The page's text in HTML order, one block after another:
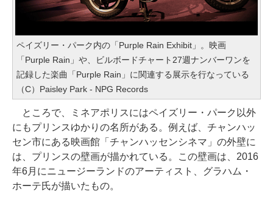
ペイズリー・パーク内の「Purple Rain Exhibit」。映画
「Purple Rain」や、ビルボードチャート27週ナンバーワンを
記録した楽曲「Purple Rain」に関連する展示を行なっている
（C）Paisley Park - NPG Records
ところで、ミネアポリスにはペイズリー・パーク以外
にもプリンスゆかりの名所がある。例えば、チャンハッ
セン市にある映画館「チャンハッセンシネマ」の外壁に
は、プリンスの壁画が描かれている。この壁画は、2016
年6月にニュージーランドのアーティスト、グラハム・
ホーテ氏が描いたもの。